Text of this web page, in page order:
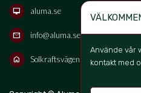
Använde vår
kontakt med
desktop_mac aluma.se
mail info@aluma.se
home Solkraftsvägen 16B, 135 70